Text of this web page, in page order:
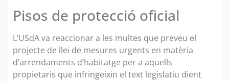
Pisos de protecció oficial
L’USdA va reaccionar a les multes que preveu el
projecte de llei de mesures urgents en matèria
d’arrendaments d’habitatge per a aquells
propietaris que infringeixin el text legislatiu dient